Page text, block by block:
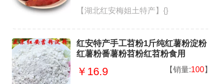
【湖北红安梅姐土特产】{}
红安特产手工苕粉1斤纯红薯粉淀粉
红薯粉番薯粉苕粉红苕粉食用
￥16.9 【销量:100】